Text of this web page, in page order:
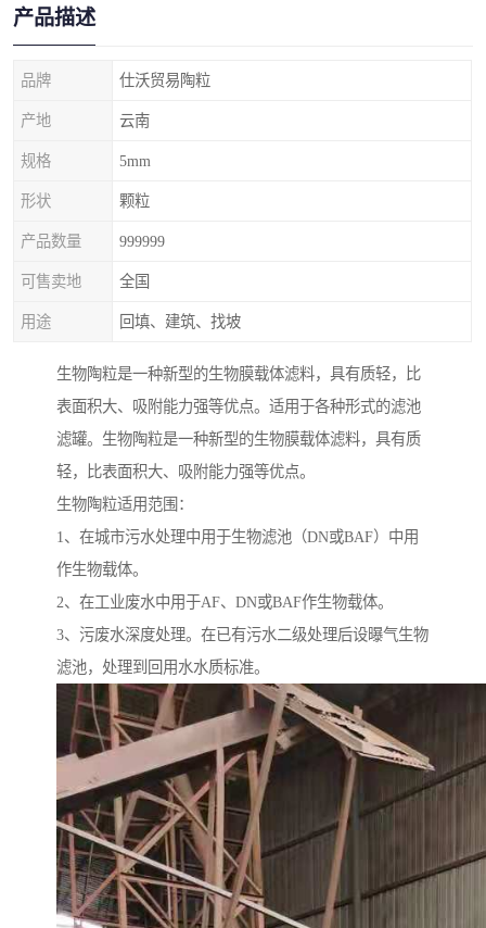
产品描述
品牌 仕沃贸易陶粒
产地 云南
规格 5mm
形状 颗粒
产品数量 999999
可售卖地 全国
用途 回填、建筑、找坡
生物陶粒是一种新型的生物膜载体滤料，具有质轻，比
表面积大、吸附能力强等优点。适用于各种形式的滤池
滤罐。生物陶粒是一种新型的生物膜载体滤料，具有质
轻，比表面积大、吸附能力强等优点。
生物陶粒适用范围：
1、在城市污水处理中用于生物滤池（DN或BAF）中用
作生物载体。
2、在工业废水中用于AF、DN或BAF作生物载体。
3、污废水深度处理。在已有污水二级处理后设曝气生物
滤池，处理到回用水水质标准。